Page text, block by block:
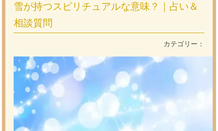
雪が持つスピリチュアルな意味？｜占い＆
相談質問
カテゴリー：